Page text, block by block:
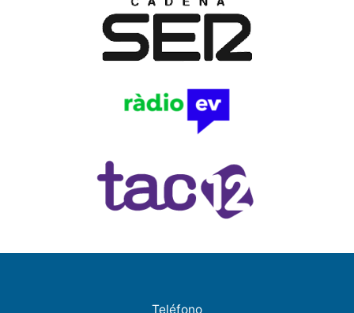
Teléfono